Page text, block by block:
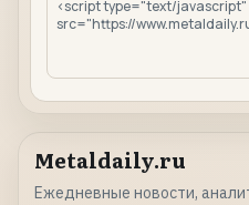
Metaldaily.ru
Ежедневные новости,